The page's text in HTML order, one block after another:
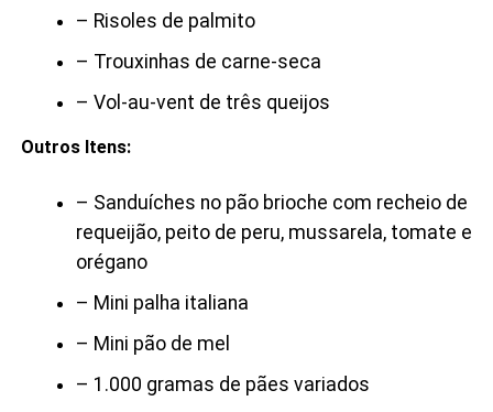
– Risoles de palmito
– Trouxinhas de carne-seca
– Vol-au-vent de três queijos
Outros Itens:
– Sanduíches no pão brioche com recheio de
requeijão, peito de peru, mussarela, tomate e
orégano
– Mini palha italiana
– Mini pão de mel
– 1.000 gramas de pães variados